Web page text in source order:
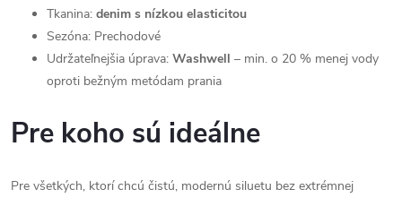
Tkanina: denim s nízkou elasticitou
Sezóna: Prechodové
Udržateľnejšia úprava: Washwell – min. o 20 % menej vody
oproti bežným metódam prania
Pre koho sú ideálne
Pre všetkých, ktorí chcú čistú, modernú siluetu bez extrémnej